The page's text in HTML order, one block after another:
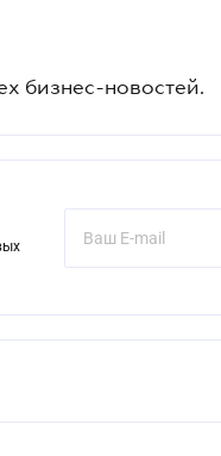
бизнес-новостей.